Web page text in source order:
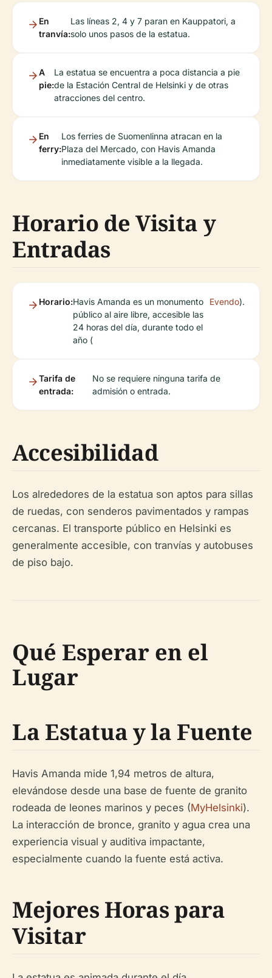
En
tranvía:
Las líneas 2, 4 y 7 paran en Kauppatori, a
solo unos pasos de la estatua.
A
pie:
La estatua se encuentra a poca distancia a pie
de la Estación Central de Helsinki y de otras
atracciones del centro.
En
ferry:
Los ferries de Suomenlinna atracan en la
Plaza del Mercado, con Havis Amanda
inmediatamente visible a la llegada.
Horario de Visita y
Entradas
Horario:Havis Amanda es un monumento
público al aire libre, accesible las
24 horas del día, durante todo el
año (
Evendo).
Tarifa de
entrada:
No se requiere ninguna tarifa de
admisión o entrada.
Accesibilidad
Los alrededores de la estatua son aptos para sillas
de ruedas, con senderos pavimentados y rampas
cercanas. El transporte público en Helsinki es
generalmente accesible, con tranvías y autobuses
de piso bajo.
Qué Esperar en el
Lugar
La Estatua y la Fuente
Havis Amanda mide 1,94 metros de altura,
elevándose desde una base de fuente de granito
rodeada de leones marinos y peces (MyHelsinki).
La interacción de bronce, granito y agua crea una
experiencia visual y auditiva impactante,
especialmente cuando la fuente está activa.
Mejores Horas para
Visitar